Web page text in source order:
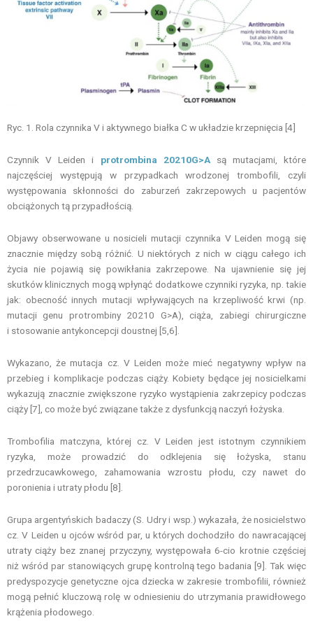
Ryc. 1. Rola czynnika V i aktywnego białka C w układzie krzepnięcia [4]
Czynnik V Leiden i protrombina 20210G>Asą mutacjami, które
najczęściej występują w przypadkach wrodzonej trombofili, czyli
występowania skłonności do zaburzeń zakrzepowych u pacjentów
obciążonych tą przypadłością.
Objawy obserwowane u nosicieli mutacji czynnika V Leiden mogą się
znacznie między sobą różnić. U niektórych z nich w ciągu całego ich
życia nie pojawią się powikłania zakrzepowe. Na ujawnienie się jej
skutków klinicznych mogą wpłynąć dodatkowe czynniki ryzyka, np. takie
jak: obecność innych mutacji wpływających na krzepliwość krwi (np.
mutacji genu protrombiny 20210 G>A), ciąża, zabiegi chirurgiczne
i stosowanie antykoncepcji doustnej [5,6].
Wykazano, że mutacja cz. V Leiden może mieć negatywny wpływ na
przebieg i komplikacje podczas ciąży. Kobiety będące jej nosicielkami
wykazują znacznie zwiększone ryzyko wystąpienia zakrzepicy podczas
ciąży [7], co może być związane także z dysfunkcją naczyń łożyska.
Trombofilia matczyna, której cz. V Leiden jest istotnym czynnikiem
ryzyka, może prowadzić do odklejenia się łożyska, stanu
przedrzucawkowego, zahamowania wzrostu płodu, czy nawet do
poronienia i utraty płodu [8].
Grupa argentyńskich badaczy (S. Udry i wsp.) wykazała, że nosicielstwo
cz. V Leiden u ojców wśród par, u których dochodziło do nawracającej
utraty ciąży bez znanej przyczyny, występowała 6-cio krotnie częściej
niż wśród par stanowiących grupę kontrolną tego badania [9]. Tak więc
predyspozycje genetyczne ojca dziecka w zakresie trombofilii, również
mogą pełnić kluczową rolę w odniesieniu do utrzymania prawidłowego
krążenia płodowego.